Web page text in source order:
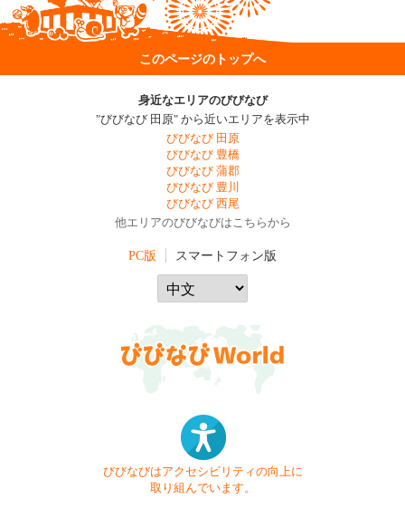
このページのトップへ
身近なエリアのびびなび
"びびなび 田原" から近いエリアを表示中
びびなび 田原
びびなび 豊橋
びびなび 蒲郡
びびなび 豊川
びびなび 西尾
他エリアのびびなびはこちらから
PC版 スマートフォン版
びびなびはアクセシビリティの向上に
取り組んでいます。